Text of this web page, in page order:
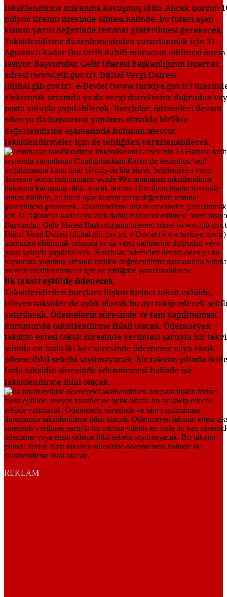
taksitlendirme imkanına kavuşmuş oldu. Ancak borcun
milyon liranın üzerinde olması halinde, bu tutarı aşan
kısmın yarısı değerinde teminat gösterilmesi gerekecek.
Taksitlendirme düzenlemesinden yararlanmak için 31
Ağustos'a kadar (bu tarih dahil) müracaat edilmesi önem
taşıyor. Başvurular, Gelir İdaresi Başkanlığının internet
adresi (www.gib.gov.tr), Dijital Vergi Dairesi
(dijital.gib.gov.tr), e-Devlet (www.turkiye.gov.tr)
elektronik ortamda ya da vergi dairelerine doğrudan
posta yoluyla yapılabilecek. Borçlular, ödemeleri devam
eden ya da başvurusu yapılmış olmakla birlikte
değerlendirme aşamasında bulunan mevcut
taksitlendirmeler için de tebliğden yararlanabilecek.
İlk taksit eylülde ödenecek
Taksitlendirilen borçlara ilişkin birinci taksit eylülde,
izleyen taksitler de aylık olarak bu ayı takip edecek
yatırılacak. Ödemelerin süresinde ve tam yapılmaması
durumunda taksitlendirme ihlali olacak. Ödenmeyen
taksitin ertesi taksit süresinde verilmesi şartıyla bir
yılında en fazla iki kez süresinde ödememe veya eksik
ödeme ihlal sebebi sayılmayacak. Bir takvim yılında
fazla taksidin süresinde ödenmemesi halinde ise
taksitlendirme ihlal olacak.
REKLAM